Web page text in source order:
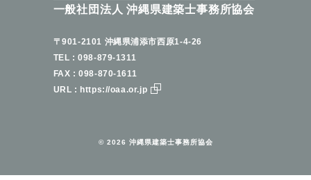
一般社団法人 沖縄県建築士事務所協会
〒901-2101 沖縄県浦添市西原1-4-26
TEL : 098-879-1311
FAX : 098-870-1611
URL : https://oaa.or.jp
©︎ 2026 沖縄県建築士事務所協会